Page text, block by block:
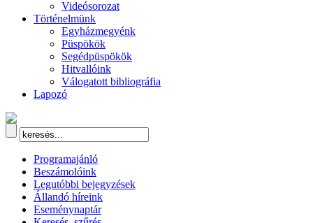
Videósorozat
Történelmünk
Egyházmegyénk
Püspökök
Segédpüspökök
Hitvallóink
Válogatott bibliográfia
Lapozó
Programajánló
Beszámolóink
Legutóbbi bejegyzések
Állandó híreink
Eseménynaptár